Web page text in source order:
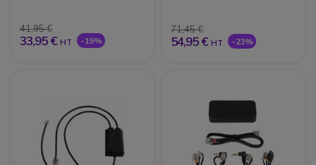
41,95 €
33,95 € HT -19%
71,45 €
54,95 € HT -23%